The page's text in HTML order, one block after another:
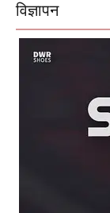
विज्ञापन